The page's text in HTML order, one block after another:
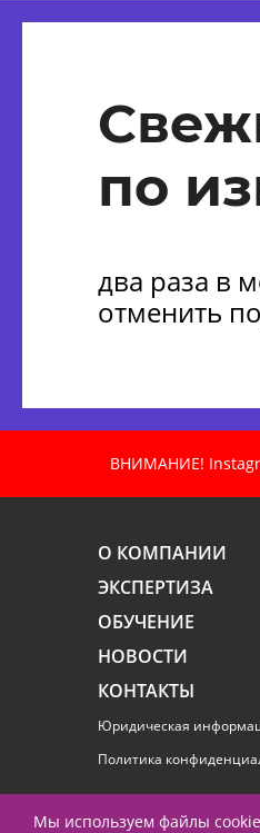
по
два раза в
отменить
ВНИМАНИЕ!
О КОМПАНИИ
ЭКСПЕРТИЗА
ОБУЧЕНИЕ
НОВОСТИ
КОНТАКТЫ
Юридическая
Политика
Мы используем файлы